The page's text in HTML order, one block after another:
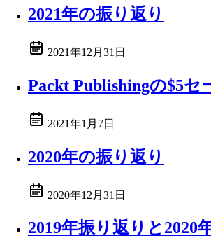
2021年の振り返り
2021年12月31日
Packt Publishingの$5セ
2021年1月7日
2020年の振り返り
2020年12月31日
2019年振り返りと2020